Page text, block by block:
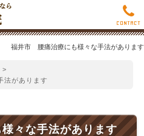
福井市 腰痛治療にも様々な手法があります
>
があります
々な手法があります
CONTACT